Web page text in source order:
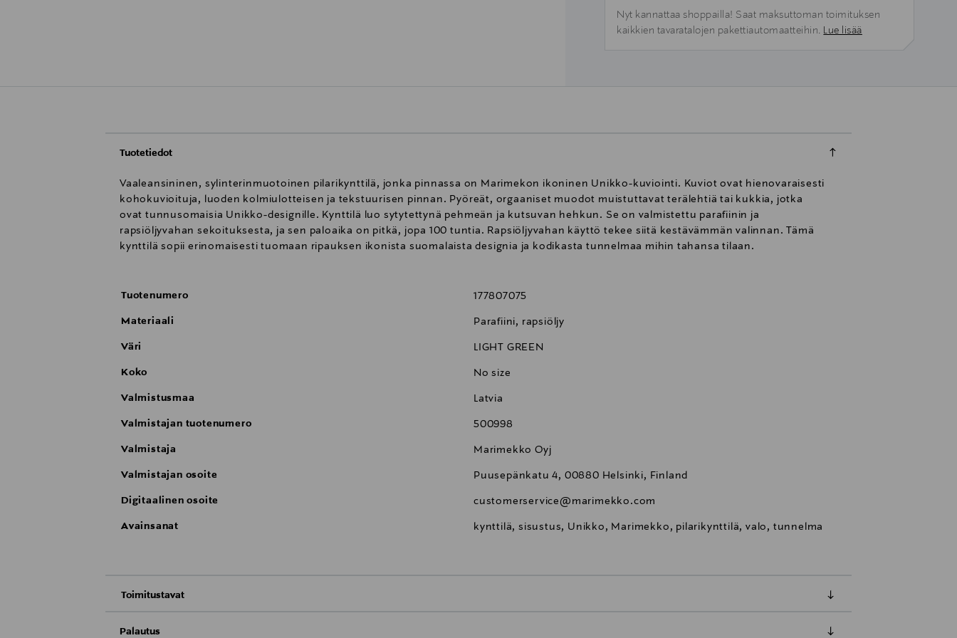
Nyt kannattaa shoppailla! Saat maksuttoman toimituksen
kaikkien tavaratalojen pakettiautomaatteihin. Lue lisää
Tuotetiedot
Vaaleansininen, sylinterinmuotoinen pilarikynttilä, jonka pinnassa on Marimekon ikoninen Unikko-kuviointi. Kuviot ovat hienovaraisesti
kohokuvioituja, luoden kolmiulotteisen ja tekstuurisen pinnan. Pyöreät, orgaaniset muodot muistuttavat terälehtiä tai kukkia, jotka
ovat tunnusomaisia Unikko-designille. Kynttilä luo sytytettynä pehmeän ja kutsuvan hehkun. Se on valmistettu parafiinin ja
rapsiöljyvahan sekoituksesta, ja sen paloaika on pitkä, jopa 100 tuntia. Rapsiöljyvahan käyttö tekee siitä kestävämmän valinnan. Tämä
kynttilä sopii erinomaisesti tuomaan ripauksen ikonista suomalaista designia ja kodikasta tunnelmaa mihin tahansa tilaan.
Tuotenumero 177807075
Materiaali Parafiini, rapsiöljy
Väri LIGHT GREEN
Koko No size
Valmistusmaa Latvia
Valmistajan tuotenumero 500998
Valmistaja Marimekko Oyj
Valmistajan osoite Puusepänkatu 4, 00880 Helsinki, Finland
Digitaalinen osoite customerservice@marimekko.com
Avainsanat kynttilä, sisustus, Unikko, Marimekko, pilarikynttilä, valo, tunnelma
Toimitustavat
Palautus